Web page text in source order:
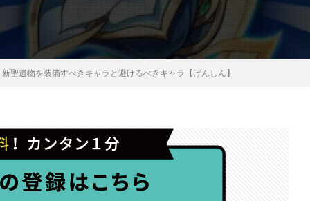
聖遺物を装備すべきキャラと避けるべきキャラ【げんしん】